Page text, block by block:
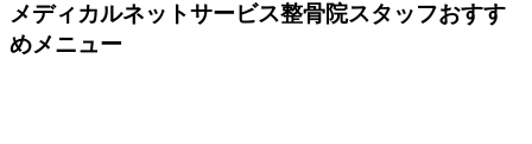
メディカルネットサービス整骨院スタッフおすす
めメニュー